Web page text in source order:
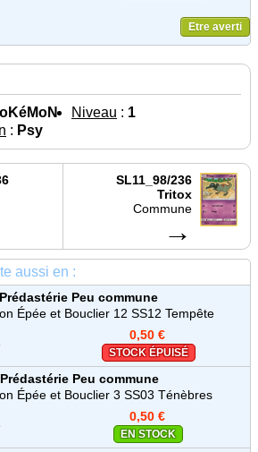
Etre averti
Niveau : 1
: Psy
SL11_98/236
Tritox
Commune
→
aussi en :
Prédastérie Peu commune
Épée et Bouclier 12 SS12 Tempête
0,50 €
STOCK ÉPUISÉ
Prédastérie Peu commune
Épée et Bouclier 3 SS03 Ténèbres
0,50 €
EN STOCK